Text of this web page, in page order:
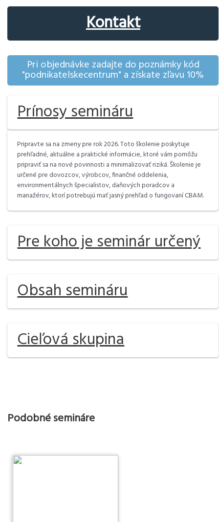
Kontakt
Pri objednávke zadajte do poznámky kód
"podnikatelskecentrum" a získate zľavu 10%
Prínosy semináru
Pripravte sa na zmeny pre rok 2026. Toto školenie poskytuje
prehľadné, aktuálne a praktické informácie, ktoré vám pomôžu
pripraviť sa na nové povinnosti a minimalizovať riziká. Školenie je
určené pre dovozcov, výrobcov, finančné oddelenia,
environmentálnych špecialistov, daňových poradcov a
manažérov, ktorí potrebujú mať jasný prehľad o fungovaní CBAM.
Pre koho je seminár určený
Obsah semináru
Cieľová skupina
Podobné semináre